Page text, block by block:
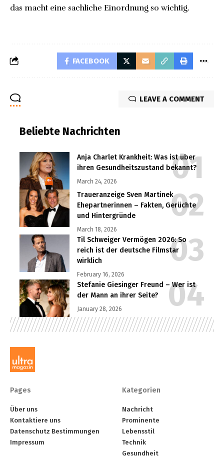
das macht eine sachliche Einordnung so wichtig.
FACEBOOK
LEAVE A COMMENT
Beliebte Nachrichten
Anja Charlet Krankheit: Was ist über
ihren Gesundheitszustand bekannt?
March 24, 2026
Traueranzeige Sven Martinek
Ehepartnerinnen – Fakten, Gerüchte
und Hintergründe
March 18, 2026
Til Schweiger Vermögen 2026: So
reich ist der deutsche Filmstar
wirklich
February 16, 2026
Stefanie Giesinger Freund – Wer ist
der Mann an ihrer Seite?
January 28, 2026
Pages
Über uns
Kontaktiere uns
Datenschutz Bestimmungen
Impressum
Kategorien
Nachricht
Prominente
Lebensstil
Technik
Gesundheit